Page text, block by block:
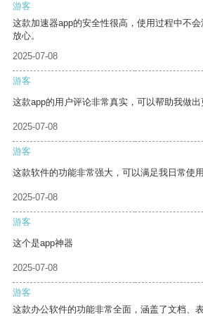
游客
这款加速器app的安全性很高，使用过程中不
放心。
2025-07-08
游客
这款app的用户评论非常真实，可以帮助我做出
2025-07-08
游客
这款软件的功能非常强大，可以满足我日常使用
2025-07-08
游客
这个是app神器
2025-07-08
游客
这款办公软件的功能非常全面，涵盖了文档、